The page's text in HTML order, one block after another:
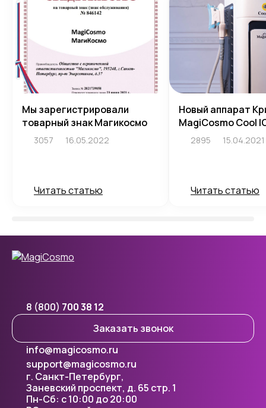
Мы зарегистрировали
товарный знак Магикосмо
3057 16.05.2022
Читать статью
Новый аппарат
MagiCosmo Cool
2895 15.04.2021
Читать статью
8 (800) 700 38 12
Заказать звонок
г. Санкт-Петербург,
Заневский проспект, д. 65 стр. 1
info@magicosmo.ru
support@magicosmo.ru
Пн-Сб: с 10:00 до 20:00